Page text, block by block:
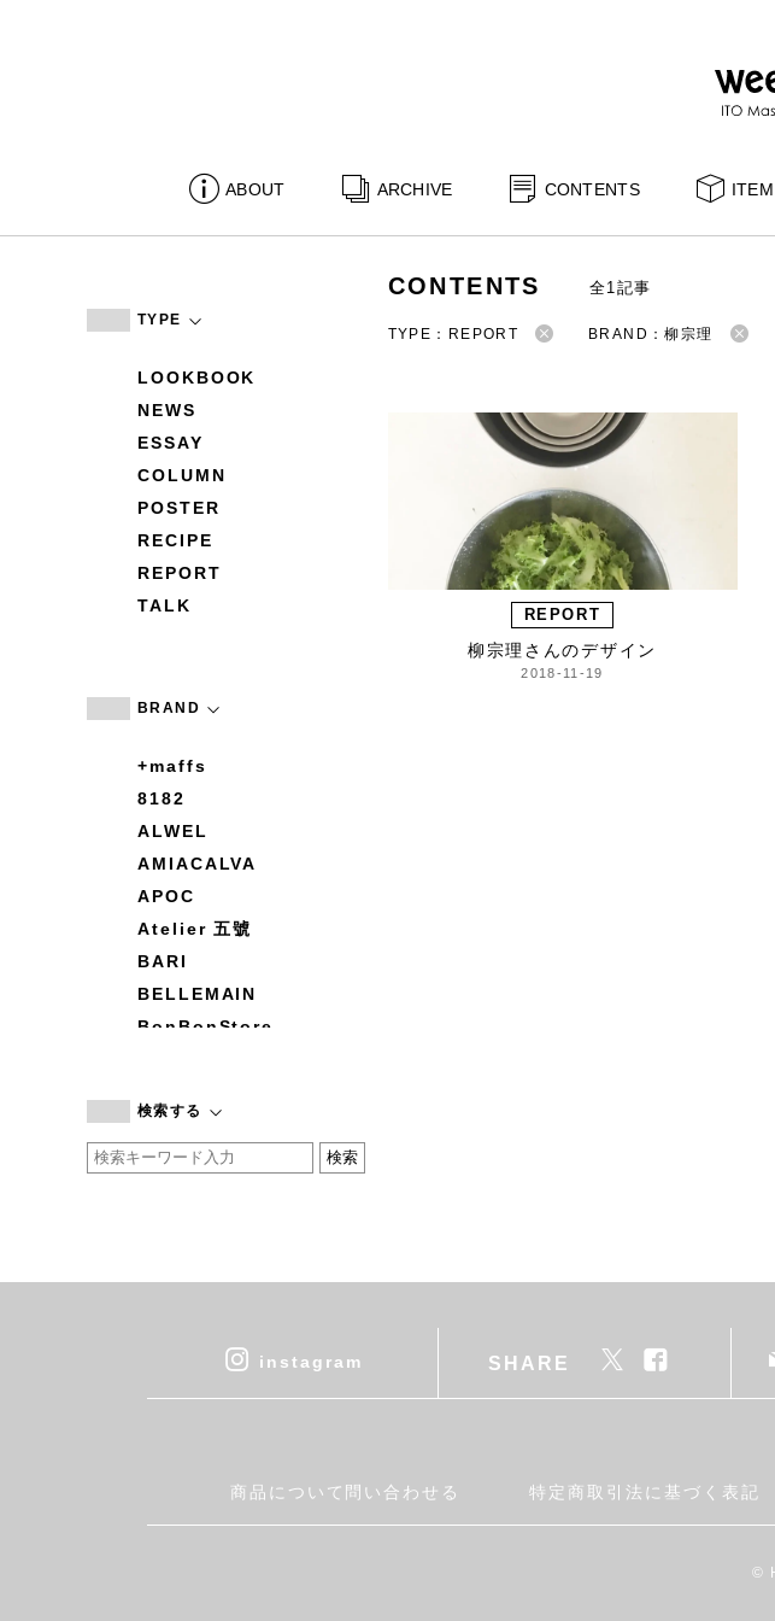
ABOUT ARCHIVE CONTENTS ITEM
TYPE
LOOKBOOK
NEWS
ESSAY
COLUMN
POSTER
RECIPE
REPORT
TALK
BRAND
+maffs
8182
ALWEL
AMIACALVA
APOC
Atelier 五號
BARI
BELLEMAIN
BonBonStore
by basics
CATWORTH
cohan
DEAN & DELUCA
Fatima Morocco
検索する
CONTENTS 全1記事
TYPE：REPORT BRAND：柳宗理
REPORT
柳宗理さんのデザイン
2018-11-19
instagram SHARE
商品について問い合わせる 特定商取引法に基づく表記
©